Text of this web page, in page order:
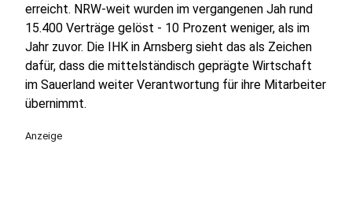
erreicht. NRW-weit wurden im vergangenen Jah rund
15.400 Verträge gelöst - 10 Prozent weniger, als im
Jahr zuvor. Die IHK in Arnsberg sieht das als Zeichen
dafür, dass die mittelständisch geprägte Wirtschaft
im Sauerland weiter Verantwortung für ihre Mitarbeiter
übernimmt.
Anzeige